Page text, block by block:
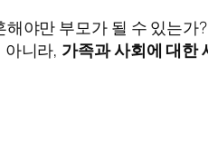
해야만 부모가 될 수 있는
니라, 가족과 사회에 대한